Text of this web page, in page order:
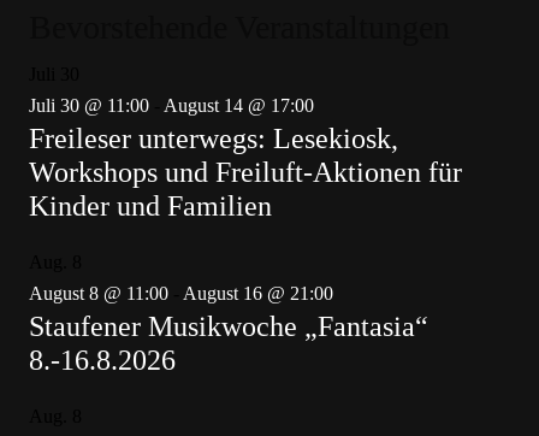
Juli 30 @ 11:00
August 14 @ 17:00
Freileser unterwegs: Lesekiosk,
Workshops und Freiluft-Aktionen für
Kinder und Familien
August 8 @ 11:00
August 16 @ 21:00
Staufener Musikwoche „Fantasia“
8.-16.8.2026